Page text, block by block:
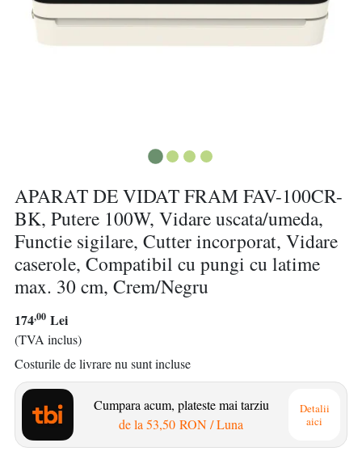
APARAT DE VIDAT FRAM FAV-100CR-
BK, Putere 100W, Vidare uscata/umeda,
Functie sigilare, Cutter incorporat, Vidare
caserole, Compatibil cu pungi cu latime
max. 30 cm, Crem/Negru
174,00 Lei
(TVA inclus)
Costurile de livrare nu sunt incluse
Cumpara acum, plateste mai tarziu
de la 53,50 RON/ Luna
Detalii
aici